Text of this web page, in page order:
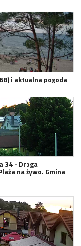
i aktualna pogoda
34 - Droga
na żywo. Gmina